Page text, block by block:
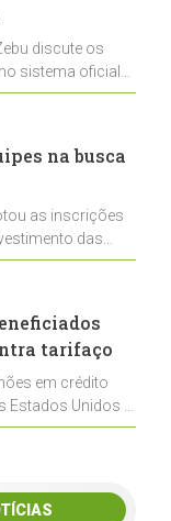
discute os
sistema oficial
na
na busca
as inscrições
das
Crioulos voltados
tarifaço
em crédito
Unidos e